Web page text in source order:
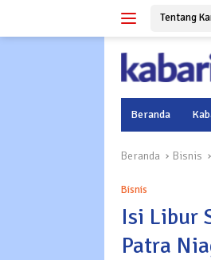
Tentang
Beranda
Beranda Bisnis
Bisnis
Isi Libur
Patra